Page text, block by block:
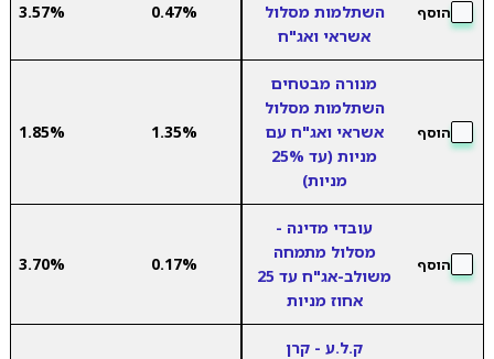
הוסף
השתלמות מסלול
אשראי ואג"ח
0.47%
3.57%
הוסף
מנורה מבטחים
השתלמות מסלול
אשראי ואג"ח עם
מניות (עד 25%
מניות)
1.35%
1.85%
הוסף
עובדי מדינה -
מסלול מתמחה
משולב-אג"ח עד 25
אחוז מניות
0.17%
3.70%
ק.ל.ע - קרן